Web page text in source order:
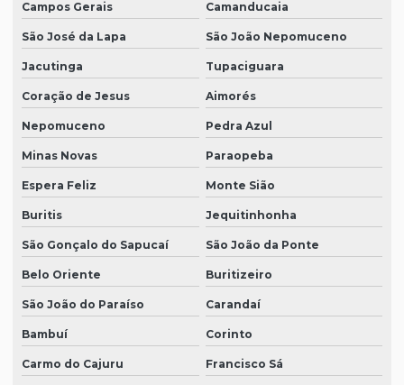
Campos Gerais Camanducaia
São José da Lapa São João Nepomuceno
Jacutinga Tupaciguara
Coração de Jesus Aimorés
Nepomuceno Pedra Azul
Minas Novas Paraopeba
Espera Feliz Monte Sião
Buritis Jequitinhonha
São Gonçalo do Sapucaí São João da Ponte
Belo Oriente Buritizeiro
São João do Paraíso Carandaí
Bambuí Corinto
Carmo do Cajuru Francisco Sá